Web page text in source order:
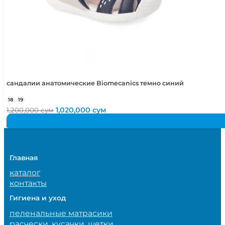
сандалии анатомические Biomecanics темно синий
18 19
1,200,000сум Первоначальная
цена
1,200,000 сум.
1,020,000сум
цена:
Главная
каталог
контакты
Гигиена и уход
пеленальные матрасики